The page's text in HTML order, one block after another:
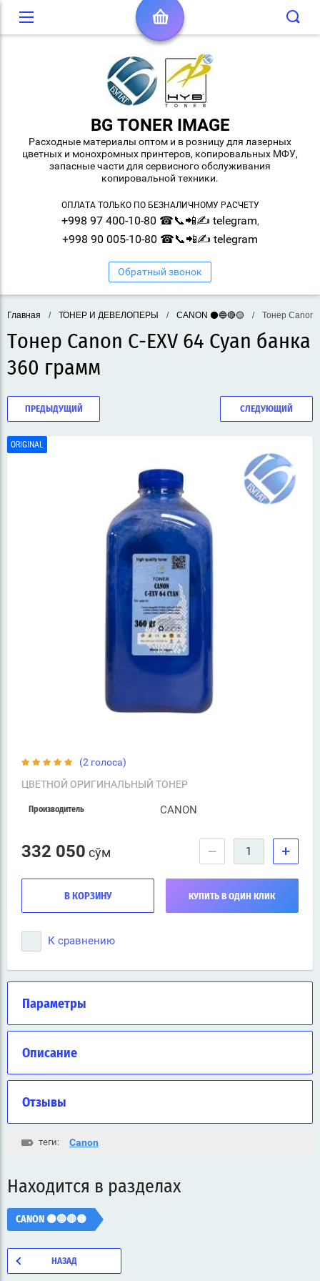
BG TONER IMAGE
Расходные материалы оптом и в розницу для лазерных
цветных и монохромных принтеров, копировальных МФУ,
запасные части для сервисного обслуживания
копировальной техники.
ОПЛАТА ТОЛЬКО ПО БЕЗНАЛИЧНОМУ РАСЧЕТУ
+998 97 400-10-80 ☎📞📲✍ telegram,
+998 90 005-10-80 ☎📞📲✍ telegram
Обратный звонок
Главная / ТОНЕР И ДЕВЕЛОПЕРЫ / CANON ⚫🔵🔴🟡 / Тонер Canon
Тонер Canon C-EXV 64 Cyan банка
360 грамм
ПРЕДЫДУЩИЙ СЛЕДУЮЩИЙ
(2 голоса)
ЦВЕТНОЙ ОРИГИНАЛЬНЫЙ ТОНЕР
Производитель CANON
332 050 сўм − +
В КОРЗИНУ КУПИТЬ В ОДИН КЛИК
К сравнению
ORIGINAL
Параметры
Описание
Отзывы
теги: Canon
Находится в разделах
CANON ⚫🔵🔴🟡
НАЗАД